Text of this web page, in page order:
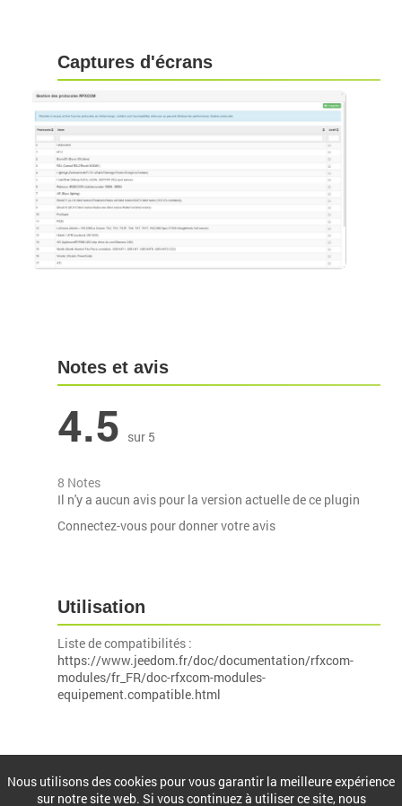
Captures d'écrans
Notes et avis
4.5 sur 5
8 Notes
Il n'y a aucun avis pour la version actuelle de ce plugin
Connectez-vous pour donner votre avis
Utilisation
Liste de compatibilités :
https://www.jeedom.fr/doc/documentation/rfxcom-
modules/fr_FR/doc-rfxcom-modules-
equipement.compatible.html
Nous utilisons des cookies pour vous garantir la meilleure expérience
sur notre site web. Si vous continuez à utiliser ce site, nous